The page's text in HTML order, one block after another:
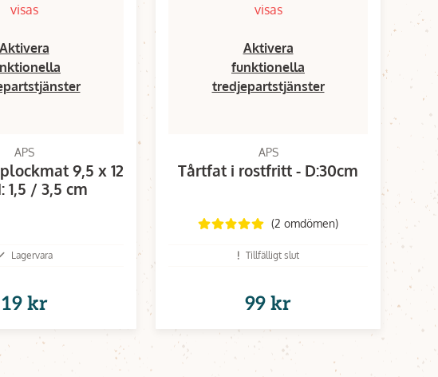
visas
Aktivera
APS
9,5 x 12
1,5 / 3,5 cm
Lagervara
19 kr
visas
Aktivera
funktionella
tredjepartstjänster
APS
Tårtfat i rostfritt - D:30cm
(2 omdömen)
Tillfälligt slut
99 kr